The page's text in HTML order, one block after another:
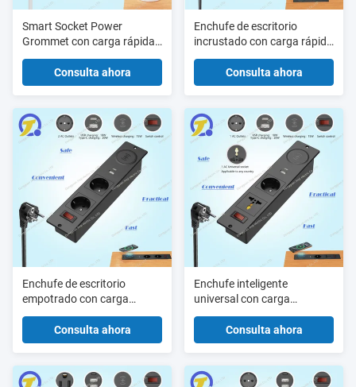
Smart Socket Power
Grommet con carga rápida
inalámbrica de 15W, carga
rápida PD de tipo C de 20W
y diseño de montaje con
trabajo
Consulta ahora
Enchufe de escritorio
incrustado con carga rápida
inalámbrica de 15W, carga
rápida USB-C PD de 20W y
material ABS ignífugo para
escritorio
Consulta ahora
Enchufe de escritorio
empotrado con carga
inalámbrica de 15W, carga
rápida USB-C PD de 20W y
diseño de montaje a ras
Consulta ahora
Enchufe inteligente
universal con carga
inalámbrica de 15W 20W
Tipo C de carga rápida y
diseño de montaje con
Consulta ahora